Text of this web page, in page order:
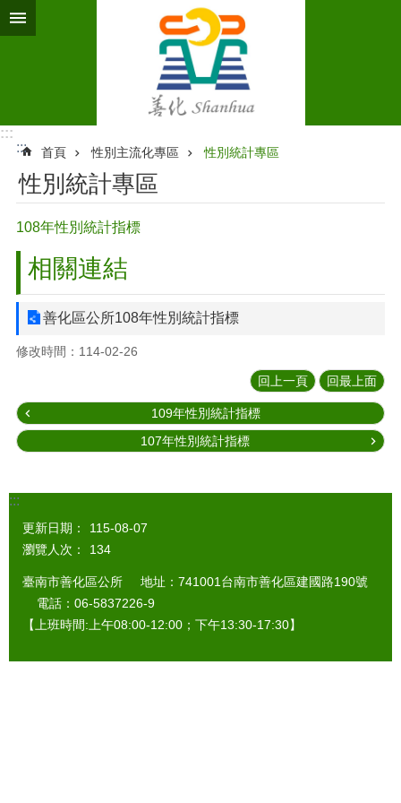
跳到主要內容區塊
:::
:::
首頁 性別主流化專區 性別統計專區
性別統計專區
108年性別統計指標
相關連結
善化區公所108年性別統計指標
修改時間：114-02-26
回上一頁 回最上面
109年性別統計指標
107年性別統計指標
:::
更新日期：
115-08-07
瀏覽人次：
134
臺南市善化區公所 地址：741001台南市善化區建國路190號
電話：06-5837226-9
【上班時間:上午08:00-12:00；下午13:30-17:30】